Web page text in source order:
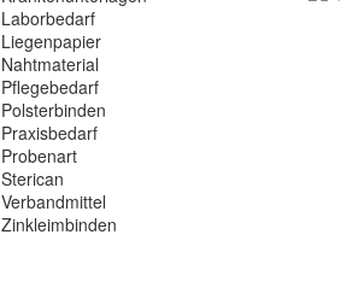
Laborbedarf
Liegenpapier
Nahtmaterial
Pflegebedarf
Polsterbinden
Praxisbedarf
Probenart
Sterican
Verbandmittel
Zinkleimbinden